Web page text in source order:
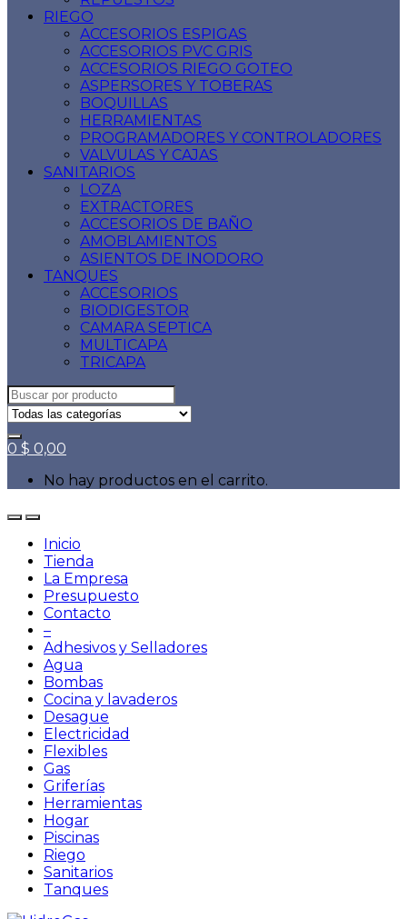
RIEGO
ACCESORIOS ESPIGAS
ACCESORIOS PVC GRIS
ACCESORIOS RIEGO GOTEO
ASPERSORES Y TOBERAS
BOQUILLAS
HERRAMIENTAS
PROGRAMADORES Y CONTROLADORES
VALVULAS Y CAJAS
SANITARIOS
LOZA
EXTRACTORES
ACCESORIOS DE BAÑO
AMOBLAMIENTOS
ASIENTOS DE INODORO
TANQUES
ACCESORIOS
BIODIGESTOR
CAMARA SEPTICA
MULTICAPA
TRICAPA
Search
for:
0 $ 0,00
No hay productos en el carrito.
Inicio
Tienda
La Empresa
Presupuesto
Contacto
–
Adhesivos y Selladores
Agua
Bombas
Cocina y lavaderos
Desague
Electricidad
Flexibles
Gas
Griferías
Herramientas
Hogar
Piscinas
Riego
Sanitarios
Tanques